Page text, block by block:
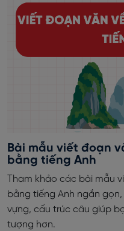
Bài mẫu viết đoạn
bằng tiếng Anh
Tham khảo các bài mẫu
bằng tiếng Anh ngắn
vựng, cấu trúc câu giúp
tượng hơn.